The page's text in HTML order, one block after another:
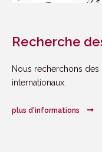
Des
Certification
Recherche
Nous recherchons
internationaux.
plus d'informations